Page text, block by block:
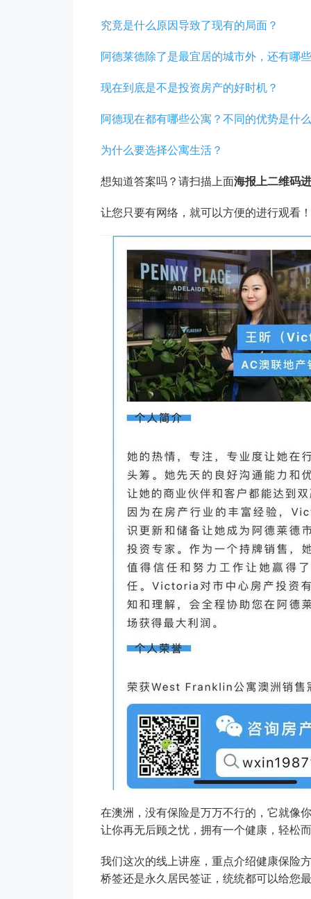
究竟是什么原因导致了现有的局面？
阿德莱德除了是最宜居的城市外，还有哪
现在到底是不是投资房产的好时机？
阿德现在都有哪些公寓？不同的优势是什
为什么要选择公寓生活？
想知道答案吗？请扫描上面海报上二维码
让您只要有网络，就可以方便的进行观看
在澳洲，没有保险是万万不行的，它就像
让你再无后顾之忧，拥有一个健康，轻松
我们这次的线上讲座，重点介绍健康保险
桥签还是永久居民签证，统统都可以给您